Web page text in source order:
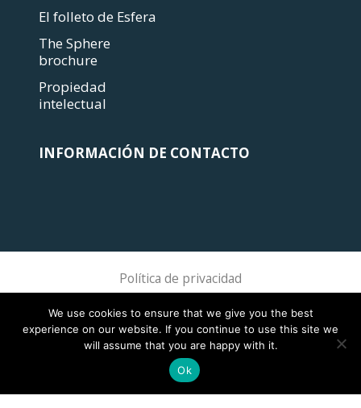
El folleto de Esfera
The Sphere
brochure
Propiedad
intelectual
INFORMACIÓN DE CONTACTO
Política de privacidad
We use cookies to ensure that we give you the best
experience on our website. If you continue to use this site we
will assume that you are happy with it.
Ok